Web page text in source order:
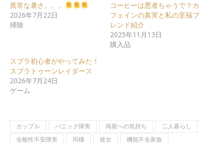
異常な暑さ。。。
2026年7月22日
掃除
コーヒーは悪者ちゃうで？カ
フェインの真実と私の至福ブ
レンド紹介
2025年11月13日
購入品
スプラ初心者がやってみた！
スプラトゥーンレイダース
2026年7月24日
ゲーム
カップル パニック障害 両親への気持ち
二人暮らし
全般性不安障害
同棲 彼女
機能不全家族